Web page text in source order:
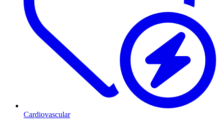
Cardiovascular